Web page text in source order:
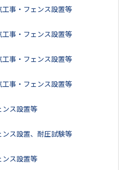
工事・フェンス設置等
工事・フェンス設置等
工事・フェンス設置等
工事・フェンス設置等
ンス設置等
ンス設置、耐圧試験等
ンス設置等